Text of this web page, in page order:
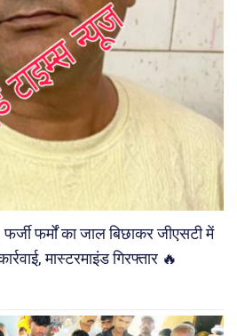
फर्मों का जाल बिछाकर जीएसटी में
मास्टरमाइंड गिरफ्तार 🔥